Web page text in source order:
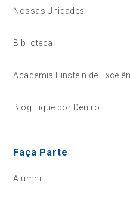
Nossas Unidades
Biblioteca
Academia Einstein de
Blog Fique por Dentro
Faça Parte
Alumni